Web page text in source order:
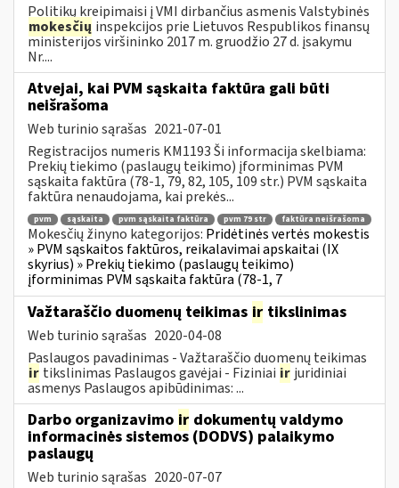
Politikų kreipimaisi į VMI dirbančius asmenis Valstybinės
mokesčių inspekcijos prie Lietuvos Respublikos finansų
ministerijos viršininko 2017 m. gruodžio 27 d. įsakymu
Nr....
Atvejai, kai PVM sąskaita faktūra gali būti
neišrašoma
Web turinio sąrašas 2021-07-01
Registracijos numeris KM1193 Ši informacija skelbiama:
Prekių tiekimo (paslaugų teikimo) įforminimas PVM
sąskaita faktūra (78-1, 79, 82, 105, 109 str.) PVM sąskaita
faktūra nenaudojama, kai prekės...
pvm sąskaita pvm sąskaita faktūra pvm 79 str faktūra neišrašoma
Mokesčių žinyno kategorijos: Pridėtinės vertės mokestis
» PVM sąskaitos faktūros, reikalavimai apskaitai (IX
skyrius) » Prekių tiekimo (paslaugų teikimo)
įforminimas PVM sąskaita faktūra (78-1, 7
Važtaraščio duomenų teikimas ir tikslinimas
Web turinio sąrašas 2020-04-08
Paslaugos pavadinimas - Važtaraščio duomenų teikimas
ir tikslinimas Paslaugos gavėjai - Fiziniai ir juridiniai
asmenys Paslaugos apibūdinimas: ...
Darbo organizavimo ir dokumentų valdymo
informacinės sistemos (DODVS) palaikymo
paslaugų
Web turinio sąrašas 2020-07-07